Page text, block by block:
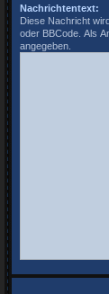
Nachrichtentext:
Diese Nachricht
oder BBCode. Als
angegeben.